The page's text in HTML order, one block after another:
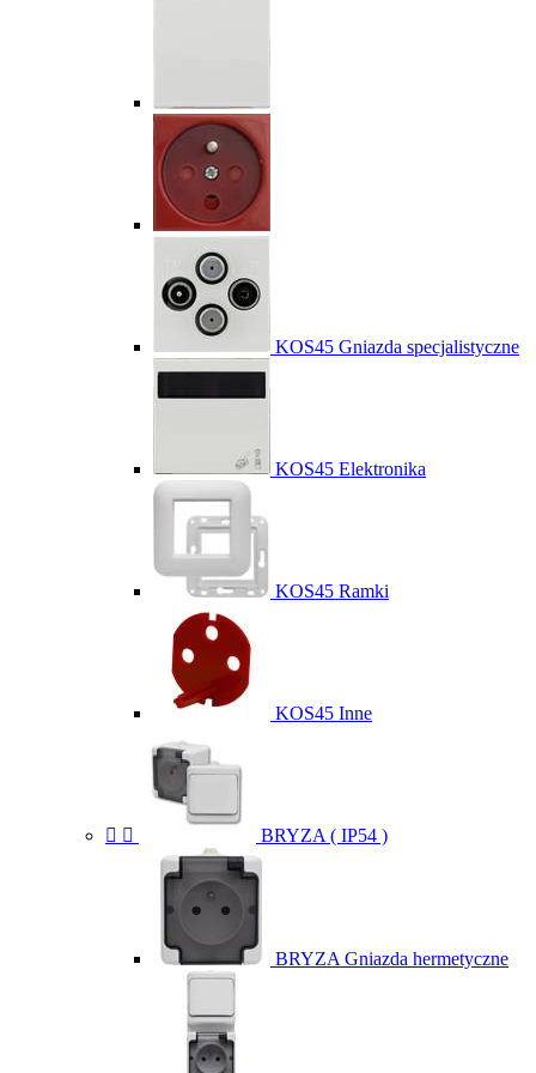
KOS45 Gniazda specjalistyczne
KOS45 Elektronika
KOS45 Ramki
KOS45 Inne
  BRYZA ( IP54 )
BRYZA Gniazda hermetyczne